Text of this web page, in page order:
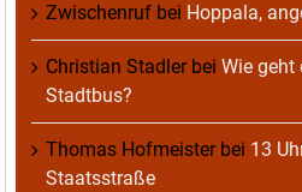
Zwischenruf bei Hoppala,
Christian Stadlerbei Wie geht
Stadtbus?
Thomas Hofmeisterbei 13
Staatsstraße